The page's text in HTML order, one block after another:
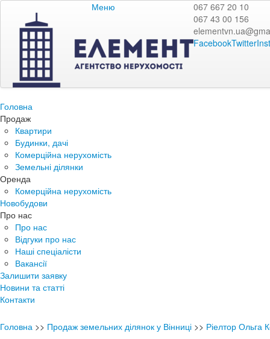
Меню
067 667 20 10
067 43 00 156
FacebookTwitter
Головна
Продаж
Квартири
Будинки, дачі
Комерційна нерухомість
Земельні ділянки
Оренда
Комерційна нерухомість
Новобудови
Про нас
Про нас
Відгуки про нас
Наші спеціалісти
Вакансії
Залишити заявку
Новини та статті
Контакти
Головна >> Продаж земельних ділянок у Вінниці >> Ріелтор Ольга